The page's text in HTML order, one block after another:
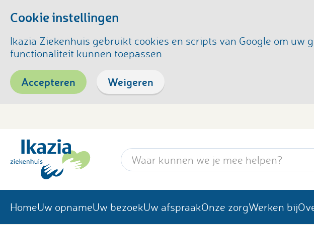
Cookie instellingen
Ikazia Ziekenhuis gebruikt cookies en scripts van Google om
functionaliteit kunnen toepassen
Accepteren Weigeren
Zoekwoord
HomeUw opnameUw bezoekUw afspraakOnze zorgWerken bij